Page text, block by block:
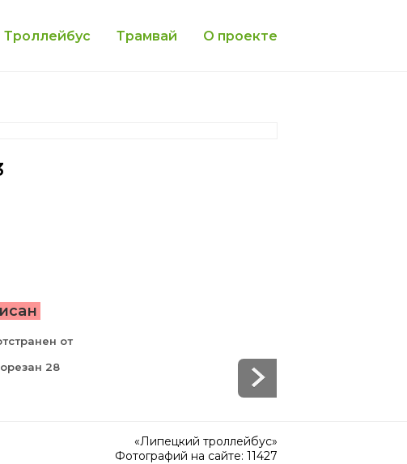
Троллейбус Трамвай О проекте
от
28
«Липецкий троллейбус»
Фотографий на сайте: 11427